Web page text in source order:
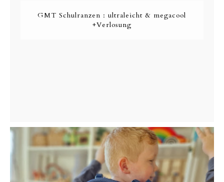
GMT Schulranzen : ultraleicht & megacool
+Verlosung